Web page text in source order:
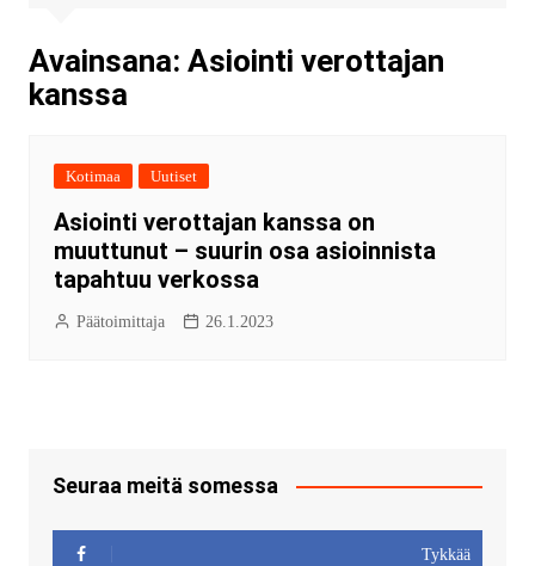
Avainsana: Asiointi verottajan
kanssa
Kotimaa Uutiset
Asiointi verottajan kanssa on
muuttunut – suurin osa asioinnista
tapahtuu verkossa
Päätoimittaja 26.1.2023
Seuraa meitä somessa
Tykkää